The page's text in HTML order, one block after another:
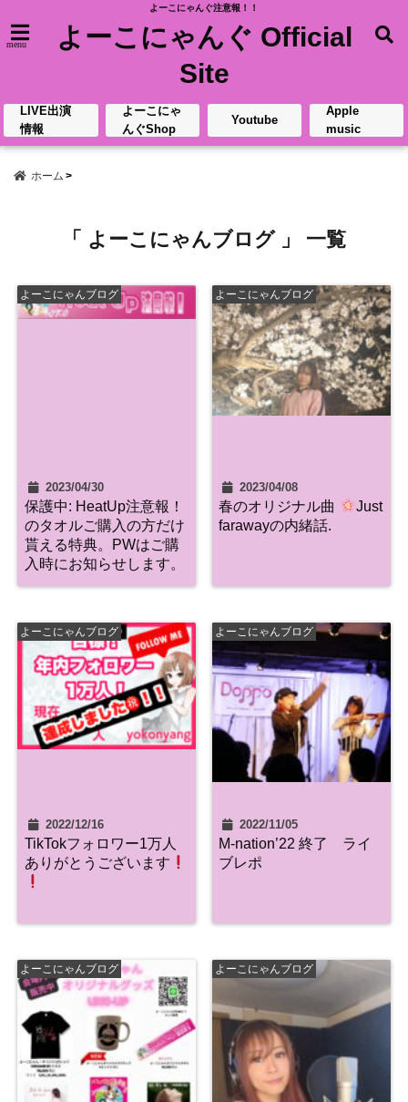
よーこにゃんぐ注意報！！
menu
よーこにゃんぐ Official
Site
LIVE出演
情報
よーこにゃ
んぐShop
Youtube
Apple
music
ホーム
「 よーこにゃんブログ 」 一覧
よーこにゃんブログ
2023/04/30
保護中: HeatUp注意報！
のタオルご購入の方だけ
貰える特典。PWはご購
入時にお知らせします。
よーこにゃんブログ
2023/04/08
春のオリジナル曲
Just
farawayの内緒話.
よーこにゃんブログ
2022/12/16
TikTokフォロワー1万人
ありがとうございます
よーこにゃんブログ
2022/11/05
M-nation’22 終了 ライ
ブレポ
よーこにゃんブログ よーこにゃんブログ